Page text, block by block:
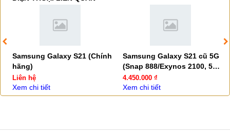
Samsung Galaxy S21 (Chính
hãng)
Liên hệ
Xem chi tiết
Samsung Galaxy S21 cũ 5G
(Snap 888/Exynos 2100, 5G -
99.9%)
4.450.000 ₫
Xem chi tiết